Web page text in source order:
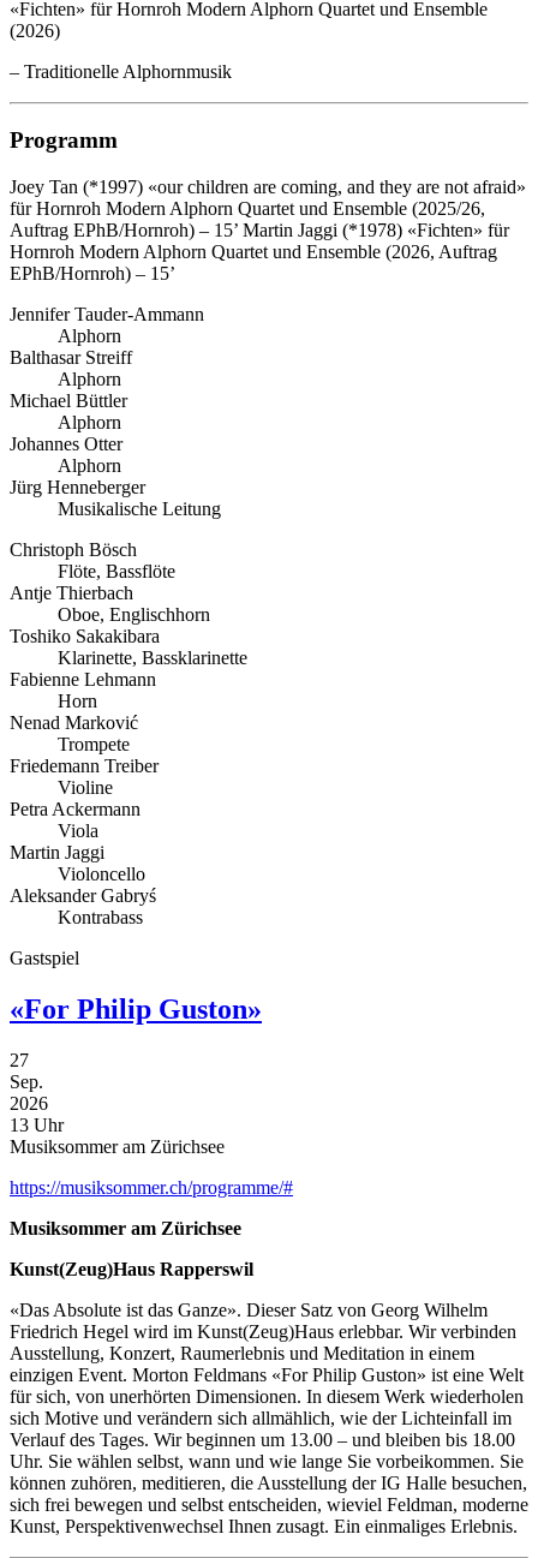
«Fichten» für Hornroh Modern Alphorn Quartet und Ensemble
(2026)
– Traditionelle Alphornmusik
Programm
Joey Tan (*1997) «our children are coming, and they are not afraid»
für Hornroh Modern Alphorn Quartet und Ensemble (2025/26,
Auftrag EPhB/Hornroh) – 15’ Martin Jaggi (*1978) «Fichten» für
Hornroh Modern Alphorn Quartet und Ensemble (2026, Auftrag
EPhB/Hornroh) – 15’
Jennifer Tauder-Ammann
Alphorn
Balthasar Streiff
Alphorn
Michael Büttler
Alphorn
Johannes Otter
Alphorn
Jürg Henneberger
Musikalische Leitung
Christoph Bösch
Flöte, Bassflöte
Antje Thierbach
Oboe, Englischhorn
Toshiko Sakakibara
Klarinette, Bassklarinette
Fabienne Lehmann
Horn
Nenad Marković
Trompete
Friedemann Treiber
Violine
Petra Ackermann
Viola
Martin Jaggi
Violoncello
Aleksander Gabryś
Kontrabass
Gastspiel
«For Philip Guston»
27
Sep.
2026
13 Uhr
Musiksommer am Zürichsee
https://musiksommer.ch/programme/#
Musiksommer am Zürichsee
Kunst(Zeug)Haus Rapperswil
«Das Absolute ist das Ganze». Dieser Satz von Georg Wilhelm
Friedrich Hegel wird im Kunst(Zeug)Haus erlebbar. Wir verbinden
Ausstellung, Konzert, Raumerlebnis und Meditation in einem
einzigen Event. Morton Feldmans «For Philip Guston» ist eine Welt
für sich, von unerhörten Dimensionen. In diesem Werk wiederholen
sich Motive und verändern sich allmählich, wie der Lichteinfall im
Verlauf des Tages. Wir beginnen um 13.00 – und bleiben bis 18.00
Uhr. Sie wählen selbst, wann und wie lange Sie vorbeikommen. Sie
können zuhören, meditieren, die Ausstellung der IG Halle besuchen,
sich frei bewegen und selbst entscheiden, wieviel Feldman, moderne
Kunst, Perspektivenwechsel Ihnen zusagt. Ein einmaliges Erlebnis.